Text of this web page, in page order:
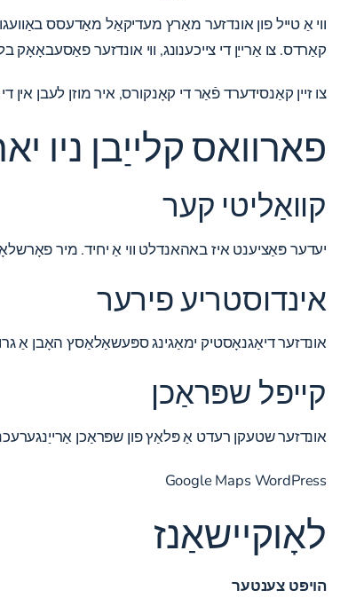
ווי אַ טייל פון אונדזער מאַרץ מעדיקאַל מאַדעסס
קאַרדס. צו אַרייַן די צייכענונג, ווי אונדזערפאַסעבאָאָק
צו זיין קאַנסידערד פֿאַר די קאָנקורס, איר מוזן לעבן
פארוואס קלייַבן ניו
קוואַליטי קער
יעדער פּאַציענט איז באהאנדלט ווי אַ יחיד. מיר
אינדוסטריע פירער
אונדזער דיאַגנאָסטיק ימאַגינג ספּעשאַלאַסץ האָבן אַ
קייפל שפּראַכן
אונדזער שטעקן רעדט אַ פּלאַץ פון שפּראַכן
Google Maps WordPress
לאָוקיישאַנז
הויפּט צענטער